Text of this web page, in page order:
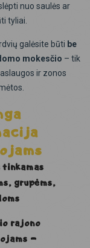
nuo saulės ar
tyliai.
galėsite būti be
mokesčio – tik
ir zonos
tinkamas
grupėms,
rajono
–